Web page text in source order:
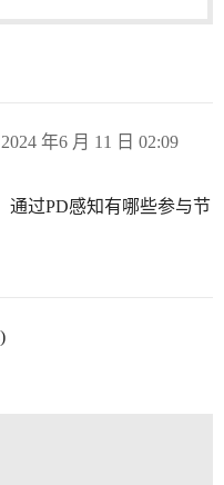
2024 年6 月 11 日 02:09
通过PD感知有哪些参与节